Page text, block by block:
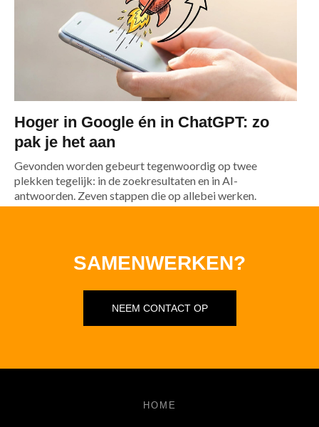
Hoger in Google én in ChatGPT: zo
pak je het aan
Gevonden worden gebeurt tegenwoordig op twee
plekken tegelijk: in de zoekresultaten en in AI-
antwoorden. Zeven stappen die op allebei werken.
SAMENWERKEN?
NEEM CONTACT OP
HOME